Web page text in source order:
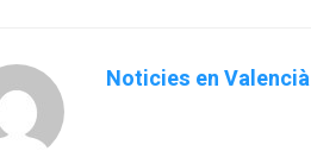
Noticies en Valencià